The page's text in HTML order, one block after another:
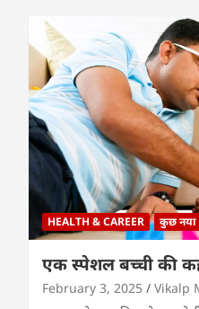
HEALTH & CAREER कुछ नया
एक स्पेशल बच्ची की
February 3, 2025 Vikalp